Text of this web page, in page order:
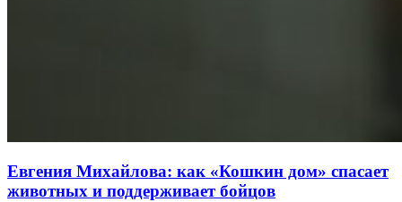
Евгения Михайлова: как «Кошкин дом» спасает
животных и поддерживает бойцов